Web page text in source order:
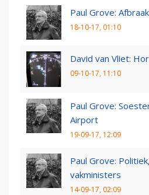
Paul Grove:
18-10-17, 01:10
David van Vliet:
09-10-17, 11:10
Paul Grove:
Airport
19-09-17, 12:09
Paul Grove:
vakministers
14-09-17, 02:09